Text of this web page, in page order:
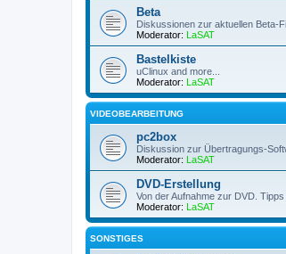
Beta
Diskussionen zur aktuellen Beta-
Moderator: LaSAT
Bastelkiste
uClinux and more...
Moderator: LaSAT
VIDEOBEARBEITUNG
pc2box
Diskussion zur Übertragungs-
Moderator: LaSAT
DVD-Erstellung
Von der Aufnahme zur DVD.
Moderator: LaSAT
SONSTIGES